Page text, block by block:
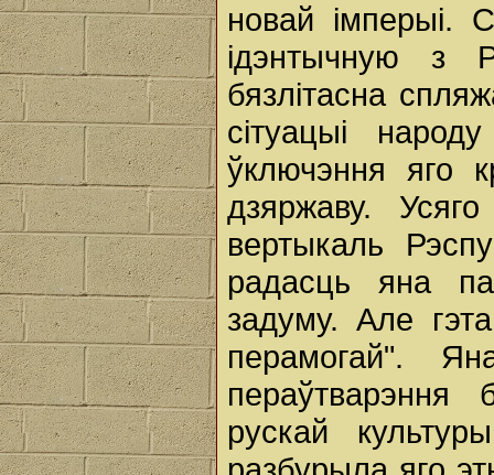
новай імперыі.
ідэнтычную з
бязлітасна
сітуацыі
ўключэння яго
дзяржаву.
вертыкаль
радасць яна
задуму. Але
перамогай".
пераўтварэння
рускай